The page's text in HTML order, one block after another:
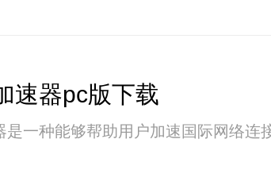
速器pc版下载
是一种能够帮助用户加速国际网络